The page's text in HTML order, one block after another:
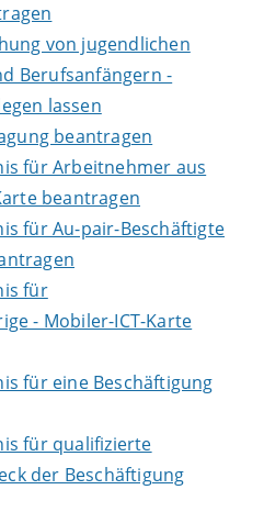
von jugendlichen
Berufsanfängern -
lassen
beantragen
für Arbeitnehmer aus
beantragen
für Au-pair-Beschäftigte
für
- Mobiler-ICT-Karte
für eine Beschäftigung
für qualifizierte
der Beschäftigung